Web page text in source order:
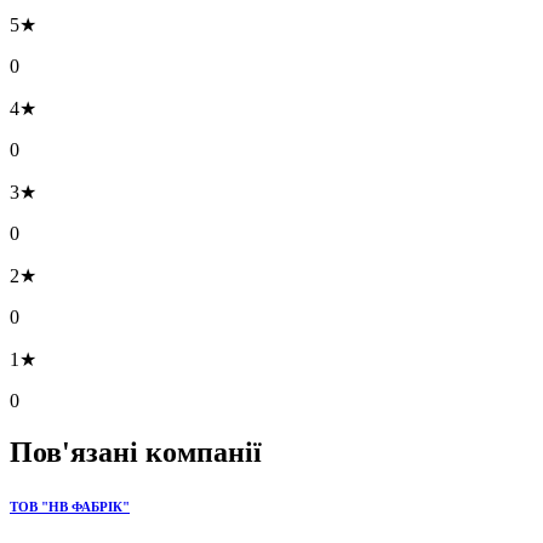
5★
0
4★
0
3★
0
2★
0
1★
0
Пов'язані компанії
ТОВ "НВ ФАБРІК"